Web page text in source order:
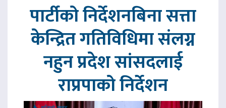
पार्टीको निर्देशनबिना सत्ता
केन्द्रित गतिविधिमा संलग्न
नहुन प्रदेश सांसदलाई
राप्रपाको निर्देशन